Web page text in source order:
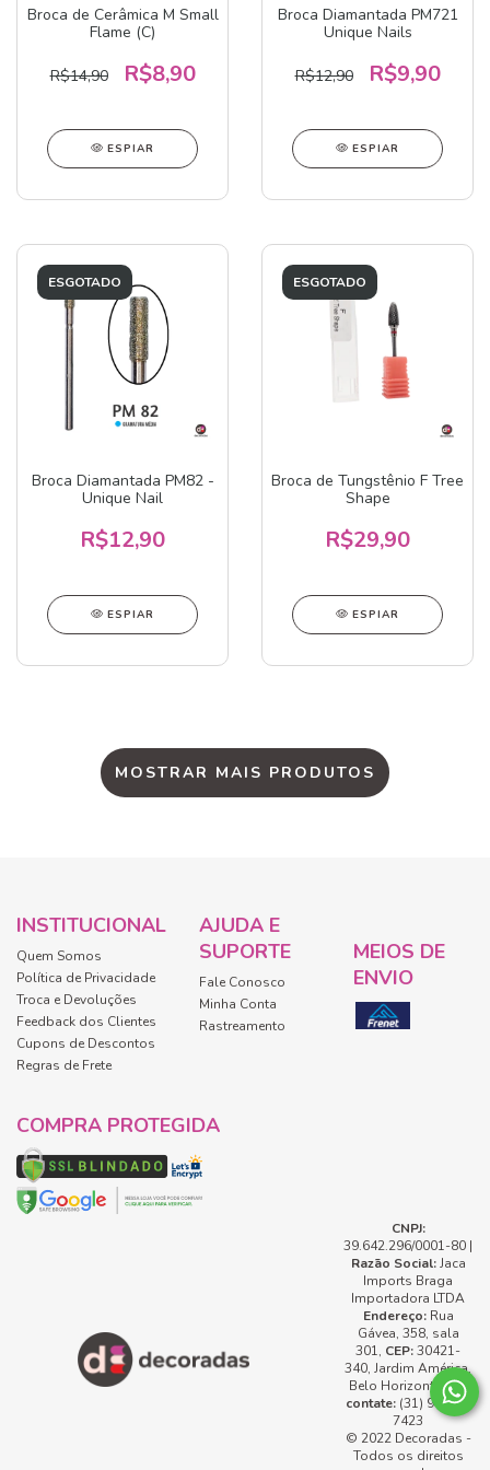
Broca de Cerâmica M Small
Flame (C)
R$14,90 R$8,90
ESPIAR
Broca Diamantada PM721
Unique Nails
R$12,90 R$9,90
ESPIAR
ESGOTADO
Broca Diamantada PM82 -
Unique Nail
R$12,90
ESPIAR
ESGOTADO
Broca de Tungstênio F Tree
Shape
R$29,90
ESPIAR
MOSTRAR MAIS PRODUTOS
INSTITUCIONAL
Quem Somos
Política de Privacidade
Troca e Devoluções
Feedback dos Clientes
Cupons de Descontos
Regras de Frete
AJUDA E
SUPORTE
Fale Conosco
Minha Conta
Rastreamento
MEIOS DE
ENVIO
COMPRA PROTEGIDA
CNPJ:
39.642.296/0001-80 |
Razão Social:Jaca
Imports Braga
Importadora LTDA
Endereço:Rua
Gávea, 358, sala
301, CEP:30421-
340, Jardim América,
Belo Horizonte, MG
contate: (31) 99737-
7423
© 2022 Decoradas -
Todos os direitos